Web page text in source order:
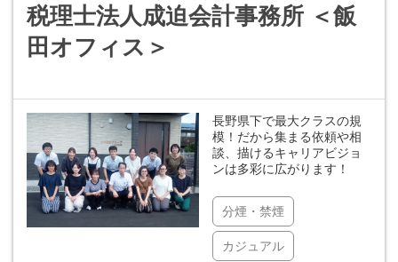
税理士法人成迫会計事務所 ＜飯
田オフィス＞
長野県下で最大クラスの規
模！だから集まる依頼や相
談、描けるキャリアビジョ
ンは多彩に広がります！
分煙・禁煙
カジュアル